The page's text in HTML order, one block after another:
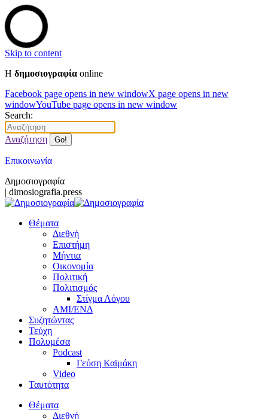
Skip to content
Η δημοσιογραφία online
Facebook page opens in new windowX page opens in new
windowYouTube page opens in new window
Search:
Αναζήτηση
Επικοινωνία
Δημοσιογραφία
| dimosiografia.press
Θέματα
Διεθνή
Επιστήμη
Μήντια
Οικονομία
Πολιτική
Πολιτισμός
Στίγμα Λόγου
AMI/ΕΝΔ
Συζητώντας
Τεύχη
Πολυμέσα
Podcast
Γεύση Καϊμάκη
Video
Ταυτότητα
Θέματα
Διεθνή